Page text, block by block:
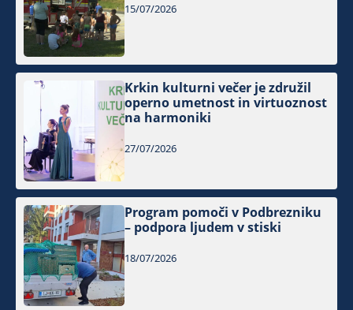
15/07/2026
Krkin kulturni večer je združil
operno umetnost in virtuoznost
na harmoniki
27/07/2026
Program pomoči v Podbrezniku
– podpora ljudem v stiski
18/07/2026